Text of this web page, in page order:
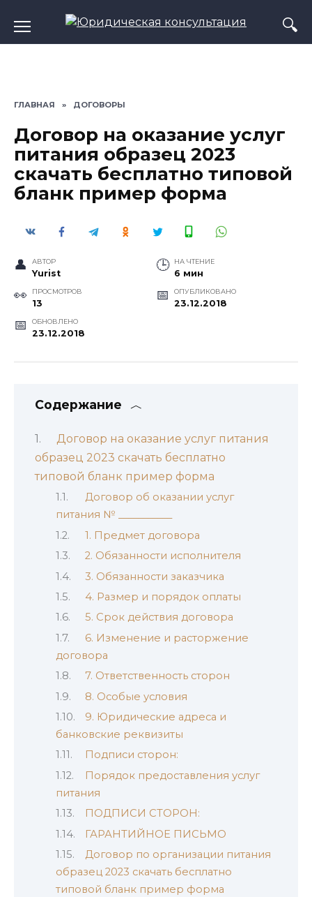
содержанию
ГЛАВНАЯ » ДОГОВОРЫ
Договор на оказание услуг
питания образец 2023
скачать бесплатно типовой
бланк пример форма
АВТОР
Yurist
НА ЧТЕНИЕ
6 мин
ПРОСМОТРОВ
13
ОПУБЛИКОВАНО
23.12.2018
ОБНОВЛЕНО
23.12.2018
Содержание
Договор на оказание услуг питания
образец 2023 скачать бесплатно
типовой бланк пример форма
Договор об оказании услуг
питания № ___________
1. Предмет договора
2. Обязанности исполнителя
3. Обязанности заказчика
4. Размер и порядок оплаты
5. Срок действия договора
6. Изменение и расторжение
договора
7. Ответственность сторон
8. Особые условия
9. Юридические адреса и
банковские реквизиты
Подписи сторон:
Порядок предоставления услуг
питания
ПОДПИСИ СТОРОН:
ГАРАНТИЙНОЕ ПИСЬМО
Договор по организации питания
образец 2023 скачать бесплатно
типовой бланк пример форма